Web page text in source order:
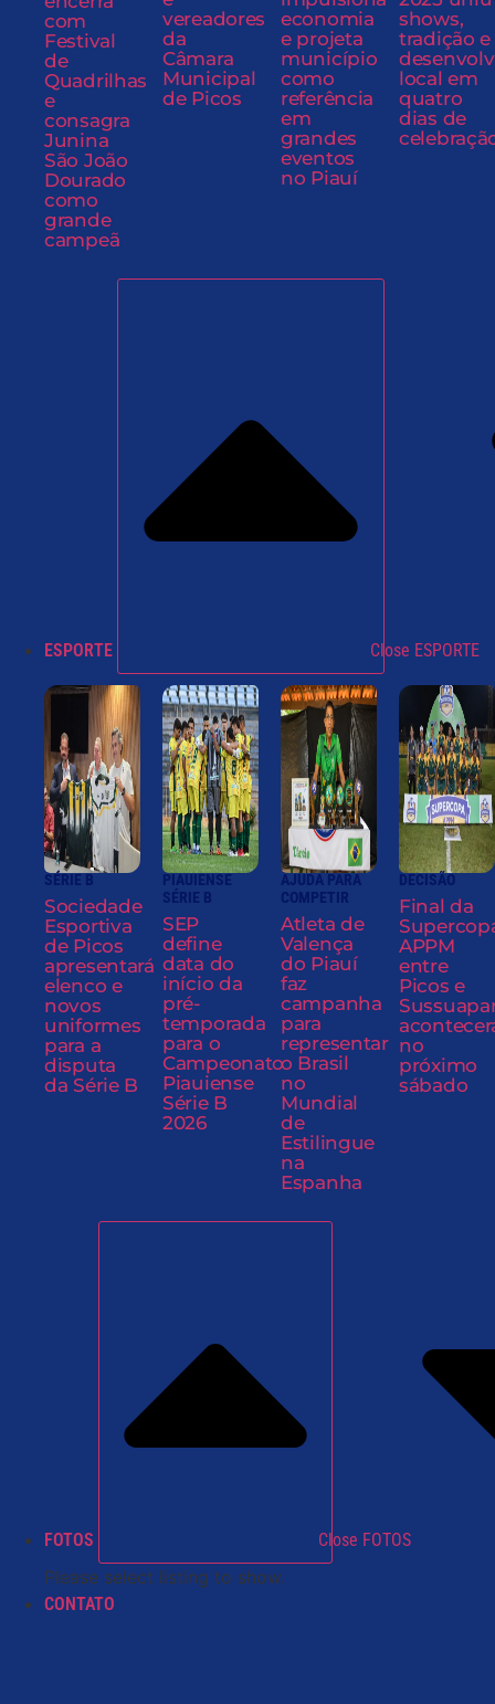
com
Festival
de
Quadrilhas
e
consagra
Junina
São João
Dourado
como
grande
campeã
vereadores
da
Câmara
Municipal
de Picos
economia
e projeta
município
como
referência
em
grandes
eventos
no Piauí
shows,
tradição e
local em
quatro
dias de
ESPORTE Close ESPORTE
SÉRIE B
Sociedade
Esportiva
de Picos
apresentará
elenco e
novos
uniformes
para a
disputa
da Série B
PIAUIENSE
SÉRIE B
SEP
define
data do
início da
pré-
temporada
para o
Campeonato
Piauiense
Série B
2026
AJUDA PARA
COMPETIR
Atleta de
Valença
do Piauí
faz
campanha
para
representar
o Brasil
no
Mundial
de
Estilingue
na
Espanha
DECISÃO
Final da
APPM
entre
Picos e
no
próximo
sábado
FOTOS Close FOTOS
Please select listing to show.
CONTATO